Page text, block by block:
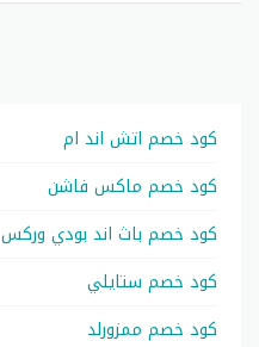
كود خصم اتش اند ام
كود خصم ماكس فاشن
كود خصم باث اند بودي وركس
كود خصم ستايلي
كود خصم ممزورلد